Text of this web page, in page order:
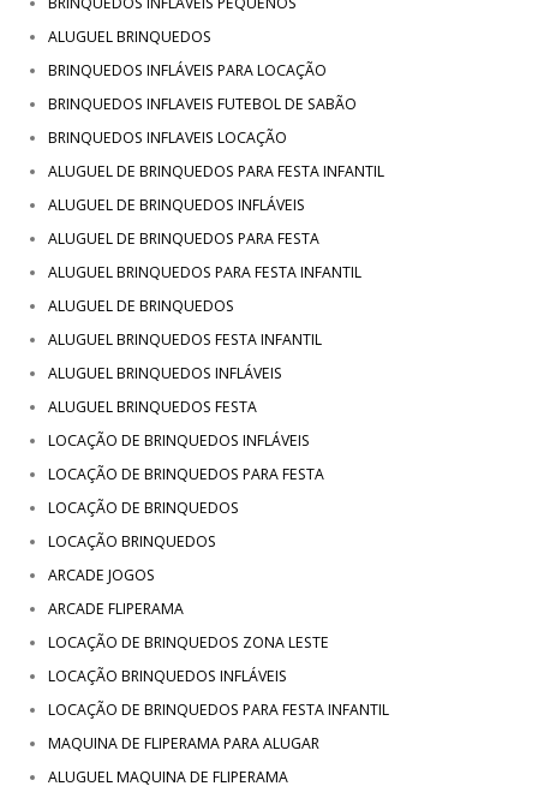
ALUGUEL BRINQUEDOS
BRINQUEDOS INFLÁVEIS PARA LOCAÇÃO
BRINQUEDOS INFLAVEIS FUTEBOL DE SABÃO
BRINQUEDOS INFLAVEIS LOCAÇÃO
ALUGUEL DE BRINQUEDOS PARA FESTA INFANTIL
ALUGUEL DE BRINQUEDOS INFLÁVEIS
ALUGUEL DE BRINQUEDOS PARA FESTA
ALUGUEL BRINQUEDOS PARA FESTA INFANTIL
ALUGUEL DE BRINQUEDOS
ALUGUEL BRINQUEDOS FESTA INFANTIL
ALUGUEL BRINQUEDOS INFLÁVEIS
ALUGUEL BRINQUEDOS FESTA
LOCAÇÃO DE BRINQUEDOS INFLÁVEIS
LOCAÇÃO DE BRINQUEDOS PARA FESTA
LOCAÇÃO DE BRINQUEDOS
LOCAÇÃO BRINQUEDOS
ARCADE JOGOS
ARCADE FLIPERAMA
LOCAÇÃO DE BRINQUEDOS ZONA LESTE
LOCAÇÃO BRINQUEDOS INFLÁVEIS
LOCAÇÃO DE BRINQUEDOS PARA FESTA INFANTIL
MAQUINA DE FLIPERAMA PARA ALUGAR
ALUGUEL MAQUINA DE FLIPERAMA